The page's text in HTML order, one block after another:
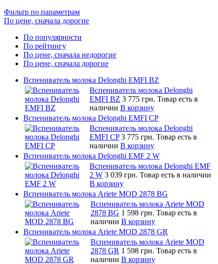
Фильтр по параметрам
По цене, сначала дорогие
По популярности
По рейтингу
По цене, сначала недорогие
По цене, сначала дорогие
Вспениватель молока Delonghi EMFI BZ
Вспениватель молока Delonghi
EMFI BZ 3 775 грн. Товар есть в
наличии В корзину
Вспениватель молока Delonghi EMFI CP
Вспениватель молока Delonghi
EMFI CP 3 775 грн. Товар есть в
наличии В корзину
Вспениватель молока Delonghi EMF 2 W
Вспениватель молока Delonghi EMF
2 W 3 039 грн. Товар есть в наличии
В корзину
Вспениватель молока Ariete MOD 2878 BG
Вспениватель молока Ariete MOD
2878 BG 1 598 грн. Товар есть в
наличии В корзину
Вспениватель молока Ariete MOD 2878 GR
Вспениватель молока Ariete MOD
2878 GR 1 598 грн. Товар есть в
наличии В корзину